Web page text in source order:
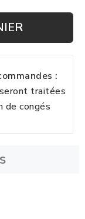
:
traitées
de congés